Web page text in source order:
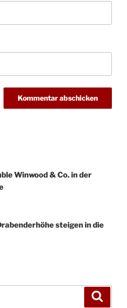
Winwood & Co. in der
steigen in die